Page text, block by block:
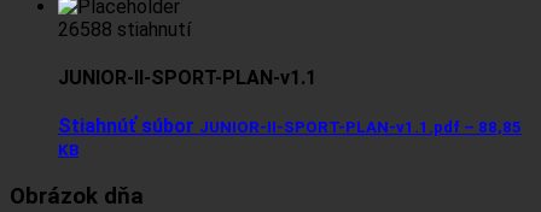
26588 stiahnutí
JUNIOR-II-SPORT-PLAN-v1.1
Stiahnúť súbor JUNIOR-II-SPORT-PLAN-v1.1.pdf – 88,85
KB
Obrázok dňa